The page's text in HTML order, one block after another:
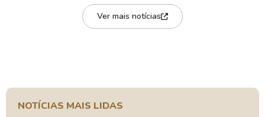
Ver mais notícias
NOTÍCIAS MAIS LIDAS